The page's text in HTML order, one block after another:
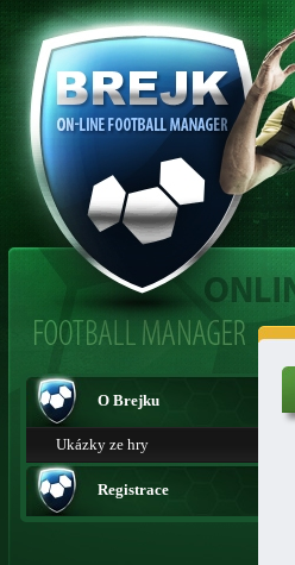
O Brejku
Ukázky ze hry
Registrace